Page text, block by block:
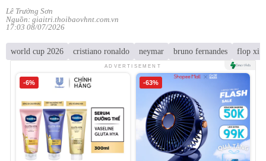
Lê Trường Sơn
Nguồn: giaitri.thoibaovhnt.com.vn
17:03 08/07/2026
world cup 2026 cristiano ronaldo neymar bruno fernandes flop xi
ADVERTISEMENT
-6% -63%